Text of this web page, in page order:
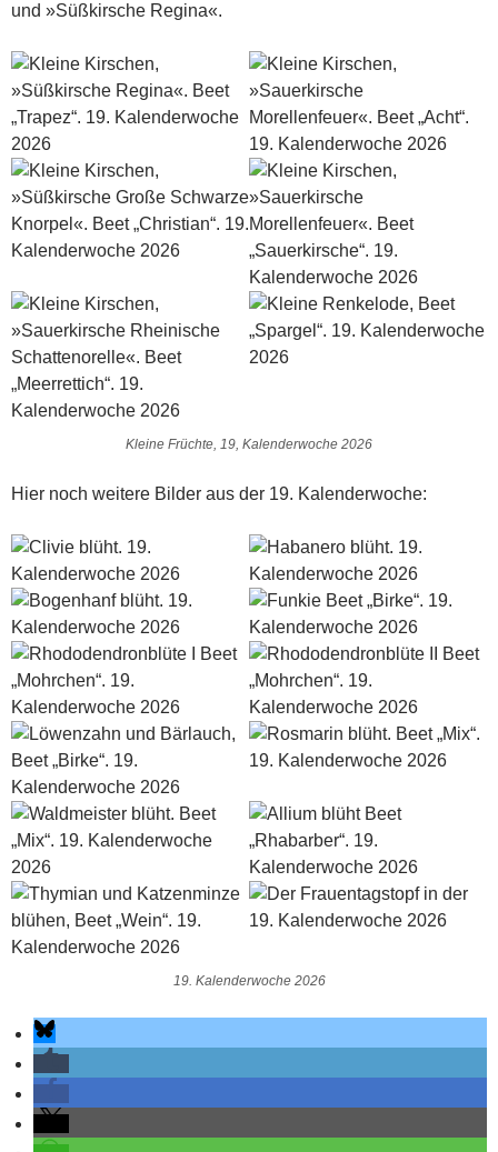
und »Süßkirsche Regina«.
Kleine Früchte, 19, Kalenderwoche 2026
Hier noch weitere Bilder aus der 19. Kalenderwoche:
19. Kalenderwoche 2026